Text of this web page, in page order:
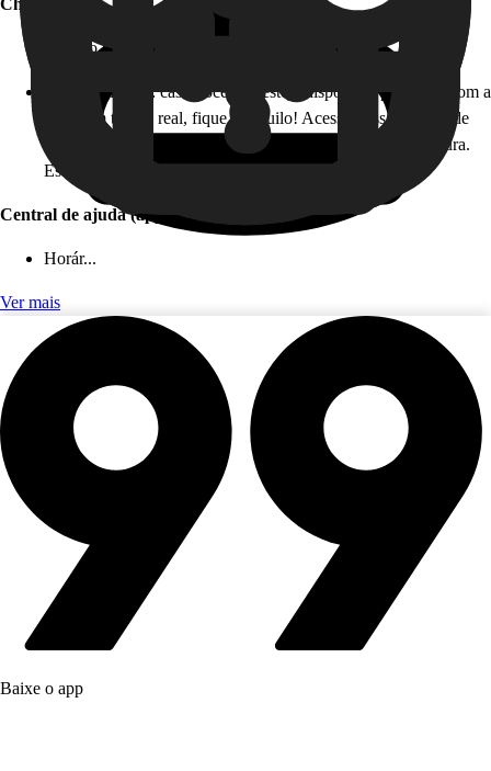
Horário de atendimento: 24 horas, todos os dias!
Como funciona: caso você não esteja disponível para falar com a
gente em tempo real, fique tranquilo! Acesse nossa Central de
Ajuda, e nosso time irá te responder de forma rápida e segura.
Este serviço é gratuito!
Central de ajuda (app)
Horár...
Ver mais
Baixe o app